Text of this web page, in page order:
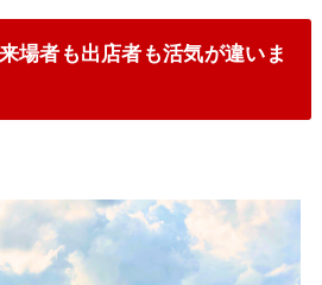
場者も出店者も活気が違いま